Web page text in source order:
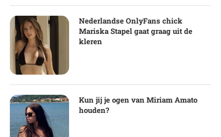
Nederlandse OnlyFans chick
Mariska Stapel gaat graag uit de
kleren
Kun jij je ogen van Miriam Amato
houden?